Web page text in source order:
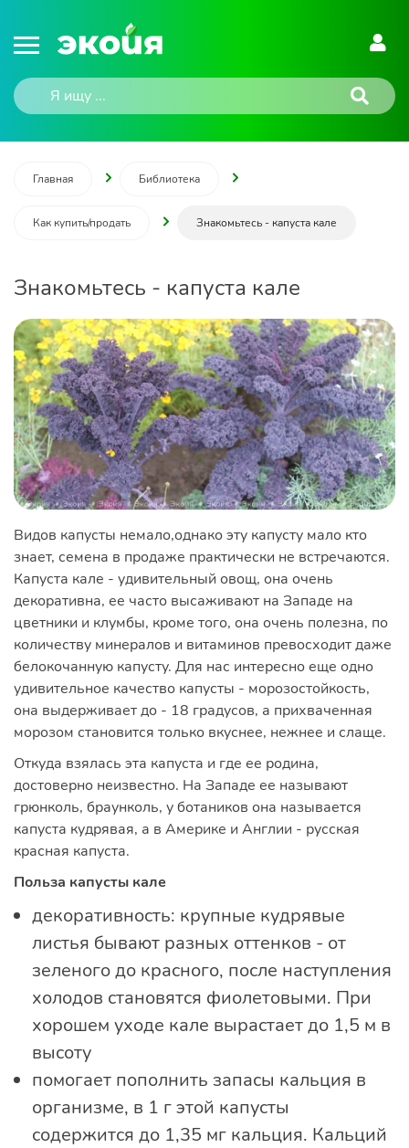
Главная Библиотека
Как купить/продать Знакомьтесь - капуста кале
Знакомьтесь - капуста кале
Видов капусты немало,однако эту капусту мало кто
знает, семена в продаже практически не встречаются.
Капуста кале - удивительный овощ, она очень
декоративна, ее часто высаживают на Западе на
цветники и клумбы, кроме того, она очень полезна, по
количеству минералов и витаминов превосходит даже
белокочанную капусту. Для нас интересно еще одно
удивительное качество капусты - морозостойкость,
она выдерживает до - 18 градусов, а прихваченная
морозом становится только вкуснее, нежнее и слаще.
Откуда взялась эта капуста и где ее родина,
достоверно неизвестно. На Западе ее называют
грюнколь, браунколь, у ботаников она называется
капуста кудрявая, а в Америке и Англии - русская
красная капуста.
Польза капусты кале
декоративность: крупные кудрявые
листья бывают разных оттенков - от
зеленого до красного, после наступления
холодов становятся фиолетовыми. При
хорошем уходе кале вырастает до 1,5 м в
высоту
помогает пополнить запасы кальция в
организме, в 1 г этой капусты
содержится до 1,35 мг кальция. Кальций